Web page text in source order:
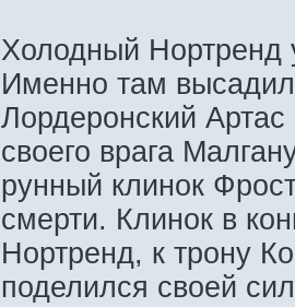
Холодный Нортренд
Именно там
Лордеронский
своего врага
рунный клинок
смерти. Клинок в
Нортренд, к трону
поделился своей